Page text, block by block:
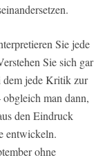
Sie jede
Sie sich gar
dem jede Kritik zur
man dann,
den Eindruck
entwickeln.
ohne